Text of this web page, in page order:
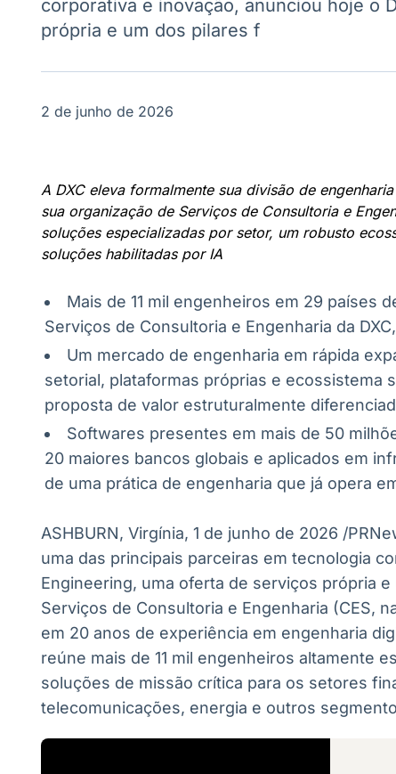
OTC
Plataforma para
Datafeed
APIs para
Ticker
Cotações e
Widgets
inteligente de
conteúdos
plataforma para
analisar fundos
de investimento
no Brasil
corporativa e inovação, anunciou hoje o
própria e um dos pilares f
2 de junho de 2026
A DXC eleva formalmente sua divisão de
sua organização de Serviços de Consultoria e
soluções especializadas por setor, um robusto
soluções habilitadas por IA
Mais de 11 mil engenheiros em 29 países
Serviços de Consultoria e Engenharia da
Um mercado de engenharia em rápida
setorial, plataformas próprias e ecossistema
proposta de valor estruturalmente
Softwares presentes em mais de 50
20 maiores bancos globais e aplicados em
de uma prática de engenharia que já opera
ASHBURN, Virgínia, 1 de junho de 2026 /
uma das principais parceiras em tecnologia
Engineering, uma oferta de serviços própria
Serviços de Consultoria e Engenharia (CES,
em 20 anos de experiência em engenharia
reúne mais de 11 mil engenheiros altamente
soluções de missão crítica para os setores
telecomunicações, energia e outros